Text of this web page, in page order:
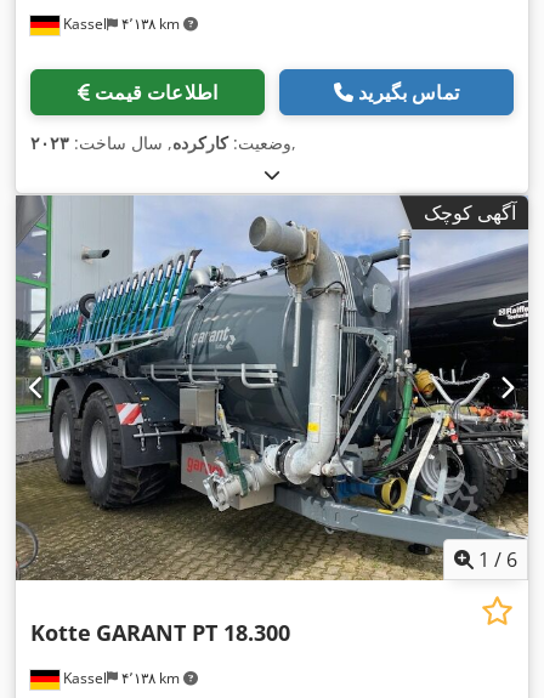
Kassel ۴٬۱۳۸ km
اطلاعات قیمت تماس بگیرید
وضعیت:کارکرده, سال ساخت: ۲۰۲۳ ,
آگهی کوچک
1 / 6
Kassel ۴٬۱۳۸ km
Kotte GARANT PT 18.300